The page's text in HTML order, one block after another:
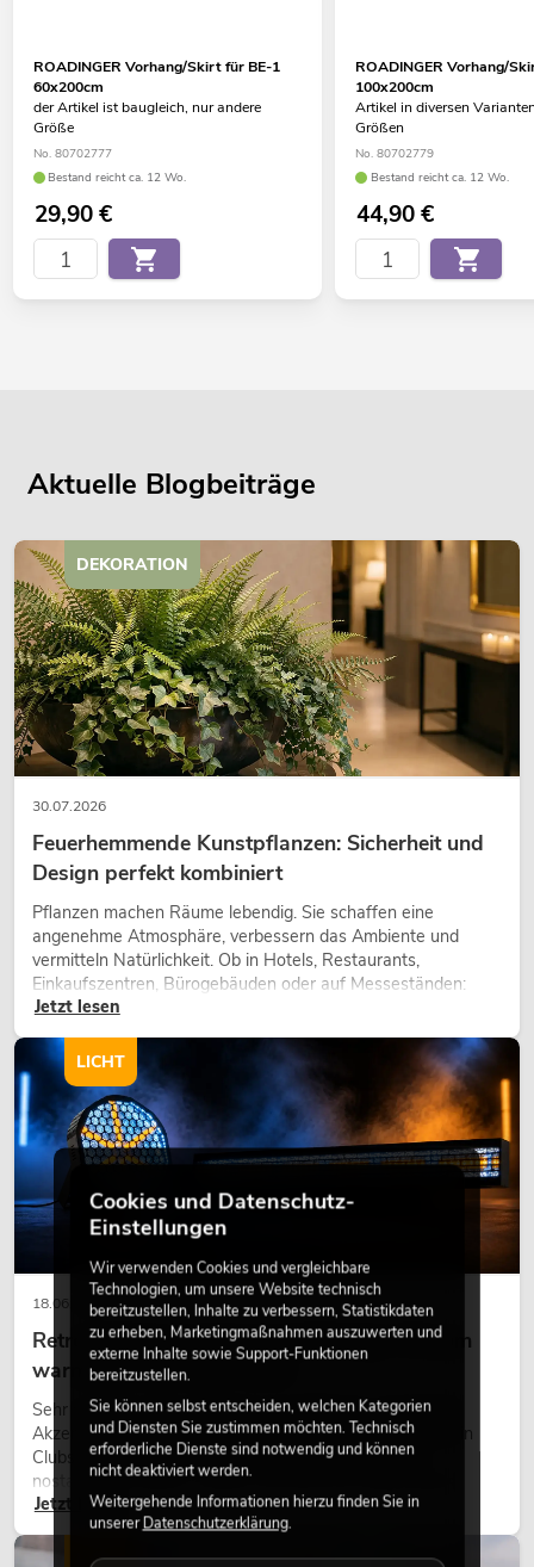
ROADINGER Vorhang/Skirt für BE-1
60x200cm
der Artikel ist baugleich, nur andere
Größe
No. 80702777
Bestand reicht ca. 12 Wo.
29,90€
ROADINGER Vorhang/
100x200cm
Artikel in diversen
Größen
No. 80702779
Bestand reicht ca. 12 Wo.
44,90€
Aktuelle Blogbeiträge
30.07.2026
Feuerhemmende Kunstpflanzen: Sicherheit und
Design perfekt kombiniert
Pflanzen machen Räume lebendig. Sie schaffen eine
angenehme Atmosphäre, verbessern das Ambiente und
vermitteln Natürlichkeit. Ob in Hotels, Restaurants,
Einkaufszentren, Bürogebäuden oder auf Messeständen:
eine hochwertige Begrünung gehört heute längst zum
modernen Raumkonzept.
Jetzt lesen
DEKORATION
18.06.2026
Retro-Licht im modernen Lichtdesign: Warum
warmes Licht wieder wirkt
Sehr warmes Licht, sichtbare Leuchtflächen und farbige
Akzente prägen viele aktuelle Lichtdesigns auf Bühnen, in
Clubs und bei Events. Retro-Licht ist dabei kein rein
nostalgischer Effekt, sondern ein bewusst eingesetztes
Gestaltungsmittel: Es schafft Atmosphäre, gibt Szenen
Charakter und kann technische LED-Setups emotionaler
wirken lassen.
Jetzt lesen
LICHT
LICHT
Cookies und Datenschutz-
Einstellungen
Wir verwenden Cookies und vergleichbare
Technologien, um unsere Website technisch
bereitzustellen, Inhalte zu verbessern, Statistikdaten
zu erheben, Marketingmaßnahmen auszuwerten und
externe Inhalte sowie Support-Funktionen
bereitzustellen.
Sie können selbst entscheiden, welchen Kategorien
und Diensten Sie zustimmen möchten. Technisch
erforderliche Dienste sind notwendig und können
nicht deaktiviert werden.
Weitergehende Informationen hierzu finden Sie in
unsererDatenschutzerklärung.